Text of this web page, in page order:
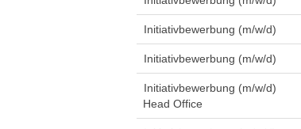
Initiativbewerbung (m/w/d)
Initiativbewerbung (m/w/d)
Initiativbewerbung (m/w/d)
Head Office